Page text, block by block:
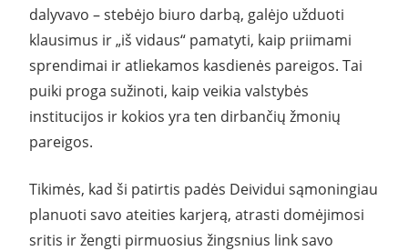
dalyvavo – stebėjo biuro darbą, galėjo užduoti
klausimus ir „iš vidaus“ pamatyti, kaip priimami
sprendimai ir atliekamos kasdienės pareigos. Tai
puiki proga sužinoti, kaip veikia valstybės
institucijos ir kokios yra ten dirbančių žmonių
pareigos.
Tikimės, kad ši patirtis padės Deividui sąmoningiau
planuoti savo ateities karjerą, atrasti domėjimosi
sritis ir žengti pirmuosius žingsnius link savo